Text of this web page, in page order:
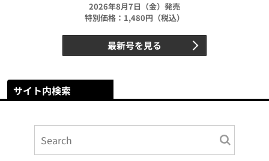
2026年8月7日（金）発売
特別価格：1,480円（税込）
最新号を見る
サイト内検索